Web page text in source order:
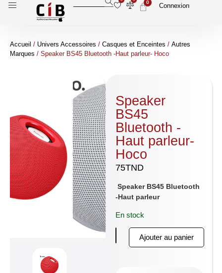
0 Connexion
Accueil / Univers Accessoires / Casques et Enceintes / Autres
Marques / Speaker BS45 Bluetooth -Haut parleur- Hoco
Speaker
BS45
Bluetooth -
Haut parleur-
Hoco
75TND
Speaker BS45 Bluetooth
-Haut parleur
En stock
Ajouter au panier